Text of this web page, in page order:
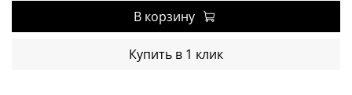
В корзину
Купить в 1 клик